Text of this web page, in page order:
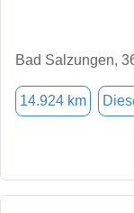
Bad Salzungen,
14.924 km